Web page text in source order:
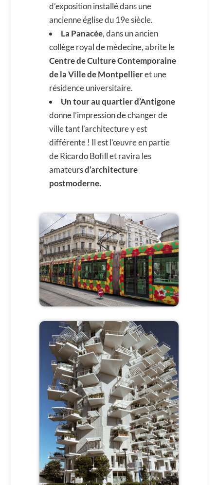
d’exposition installé dans une
ancienne église du 19e siècle.
La Panacée, dans un ancien
collège royal de médecine, abrite le
Centre de Culture Contemporaine
de la Ville de Montpellieret une
résidence universitaire.
Un tour au quartier d’Antigone
donne l’impression de changer de
ville tant l’architecture y est
différente ! Il est l’œuvre en partie
de Ricardo Bofill et ravira les
amateursd’architecture
postmoderne.